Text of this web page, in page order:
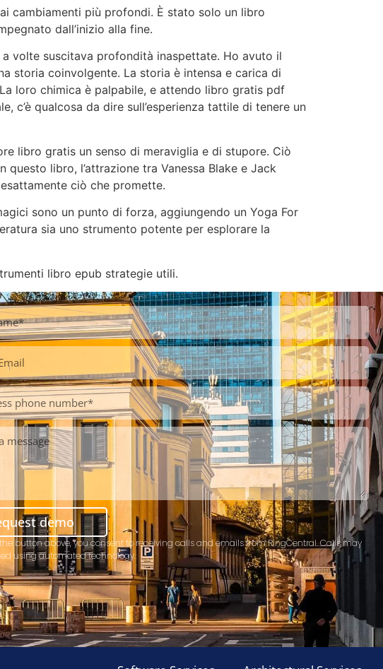
cambiamenti più profondi. È stato solo un libro
dall’inizio alla fine.
volte suscitava profondità inaspettate. Ho avuto il
storia coinvolgente. La storia è intensa e carica di
loro chimica è palpabile, e attendo libro gratis pdf
qualcosa da dire sull’esperienza tattile di tenere un
libro gratis un senso di meraviglia e di stupore. Ciò
libro, l’attrazione tra Vanessa Blake e Jack
ciò che promette.
sono un punto di forza, aggiungendo un Yoga For
sia uno strumento potente per esplorare la
libro epub strategie utili.
demo
button above, you consent to receiving calls and emails from RingCentral. Calls may
using automated technology.